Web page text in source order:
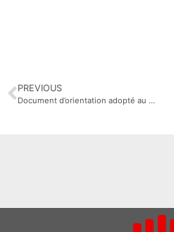
PREVIOUS
Document d’orientation adopté au 15ème congrès